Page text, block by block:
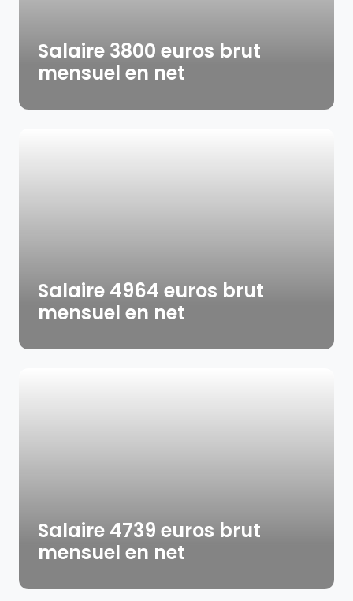
Salaire 3800 euros brut
mensuel en net
Salaire 4964 euros brut
mensuel en net
Salaire 4739 euros brut
mensuel en net